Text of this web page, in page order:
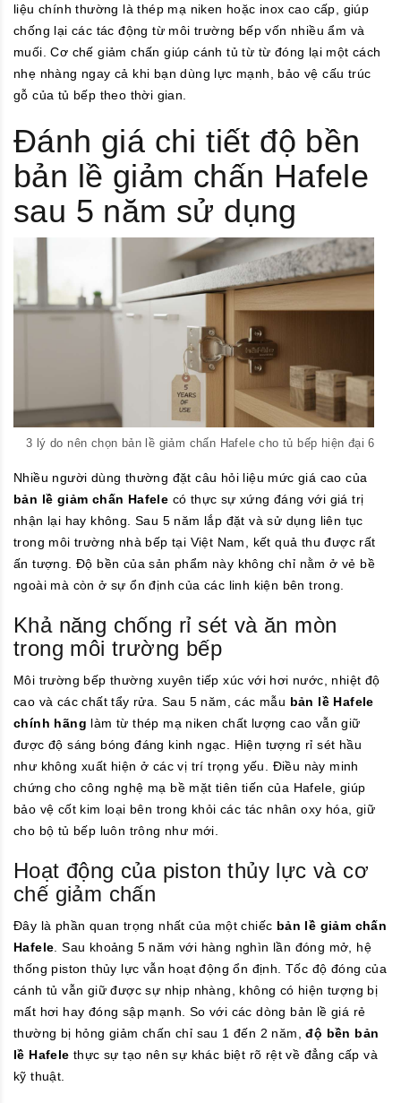
liệu chính thường là thép mạ niken hoặc inox cao cấp, giúp
chống lại các tác động từ môi trường bếp vốn nhiều ẩm và
muối. Cơ chế giảm chấn giúp cánh tủ từ từ đóng lại một cách
nhẹ nhàng ngay cả khi bạn dùng lực mạnh, bảo vệ cấu trúc
gỗ của tủ bếp theo thời gian.
Đánh giá chi tiết độ bền
bản lề giảm chấn Hafele
sau 5 năm sử dụng
3 lý do nên chọn bản lề giảm chấn Hafele cho tủ bếp hiện đại 6
Nhiều người dùng thường đặt câu hỏi liệu mức giá cao của
bản lề giảm chấn Hafele có thực sự xứng đáng với giá trị
nhận lại hay không. Sau 5 năm lắp đặt và sử dụng liên tục
trong môi trường nhà bếp tại Việt Nam, kết quả thu được rất
ấn tượng. Độ bền của sản phẩm này không chỉ nằm ở vẻ bề
ngoài mà còn ở sự ổn định của các linh kiện bên trong.
Khả năng chống rỉ sét và ăn mòn
trong môi trường bếp
Môi trường bếp thường xuyên tiếp xúc với hơi nước, nhiệt độ
cao và các chất tẩy rửa. Sau 5 năm, các mẫu bản lề Hafele
chính hãng làm từ thép mạ niken chất lượng cao vẫn giữ
được độ sáng bóng đáng kinh ngạc. Hiện tượng rỉ sét hầu
như không xuất hiện ở các vị trí trọng yếu. Điều này minh
chứng cho công nghệ mạ bề mặt tiên tiến của Hafele, giúp
bảo vệ cốt kim loại bên trong khỏi các tác nhân oxy hóa, giữ
cho bộ tủ bếp luôn trông như mới.
Hoạt động của piston thủy lực và cơ
chế giảm chấn
Đây là phần quan trọng nhất của một chiếc bản lề giảm chấn
Hafele . Sau khoảng 5 năm với hàng nghìn lần đóng mở, hệ
thống piston thủy lực vẫn hoạt động ổn định. Tốc độ đóng của
cánh tủ vẫn giữ được sự nhịp nhàng, không có hiện tượng bị
mất hơi hay đóng sập mạnh. So với các dòng bản lề giá rẻ
thường bị hỏng giảm chấn chỉ sau 1 đến 2 năm,độ bền bản
lề Hafele thực sự tạo nên sự khác biệt rõ rệt về đẳng cấp và
kỹ thuật.